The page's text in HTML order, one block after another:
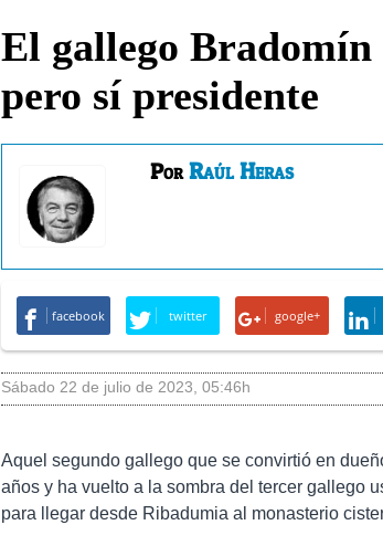
El gallego Bradomín
pero sí presidente
PorRaúl Heras
facebook twitter google+
sábado 22 de julio de 2023 05:46h
Aquel segundo gallego que se convirtió en
años y ha vuelto a la sombra del tercer gallego
para llegar desde Ribadumia al monasterio